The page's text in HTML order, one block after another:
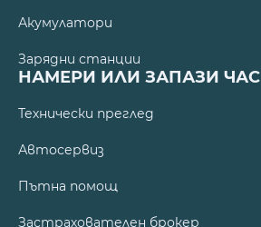
Акумулатори
Зарядни станции
НАМЕРИ ИЛИ ЗАПАЗИ ЧАС
Технически преглед
Автосервиз
Пътна помощ
Застрахователен брокер